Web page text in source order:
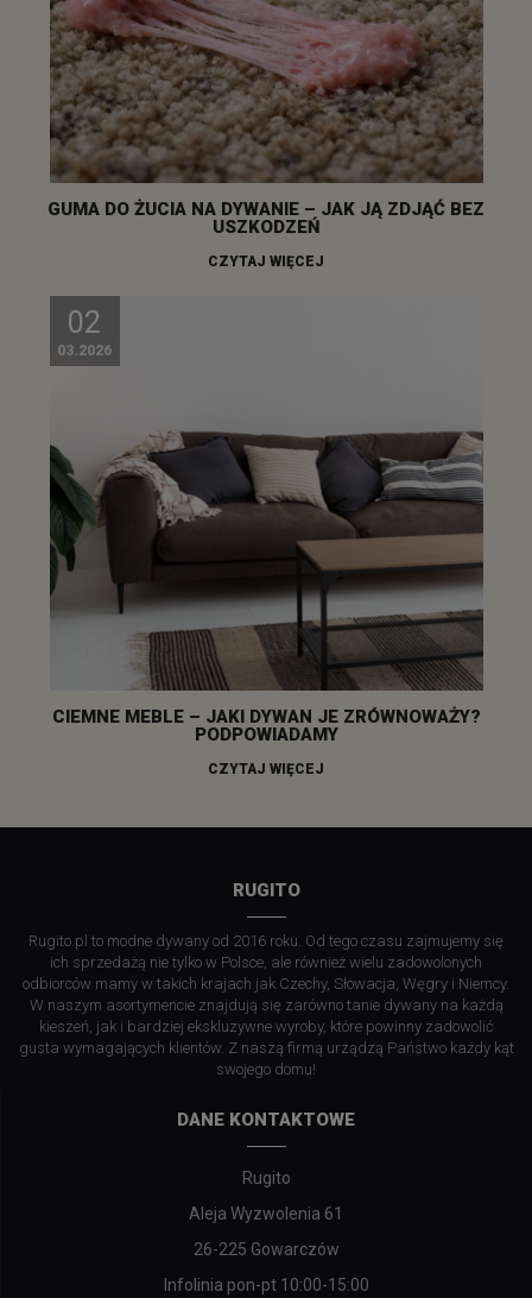
GUMA DO ŻUCIA NA DYWANIE – JAK JĄ ZDJĄĆ BEZ
USZKODZEŃ
CZYTAJ WIĘCEJ
02
03.2026
CIEMNE MEBLE – JAKI DYWAN JE ZRÓWNOWAŻY?
PODPOWIADAMY
CZYTAJ WIĘCEJ
RUGITO
Rugito.pl to modne dywany od 2016 roku. Od tego czasu zajmujemy się
ich sprzedażą nie tylko w Polsce, ale również wielu zadowolonych
odbiorców mamy w takich krajach jak Czechy, Słowacja, Węgry i Niemcy.
W naszym asortymencie znajdują się zarówno tanie dywany na każdą
kieszeń, jak i bardziej ekskluzywne wyroby, które powinny zadowolić
gusta wymagających klientów. Z naszą firmą urządzą Państwo każdy kąt
swojego domu!
DANE KONTAKTOWE
Rugito
Aleja Wyzwolenia 61
26-225 Gowarczów
Infolinia pon-pt 10:00-15:00